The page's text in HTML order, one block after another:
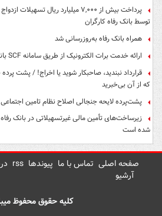
پرداخت بیش از ۷,۰۰۰ میلیارد ریال
توسط بانک رفاه کارگران
همراه بانک رفاه به‌روزرسانی شد
ارائه خدمت برات الکترونیک از طریق سامانه SCF بانک رفاه کارگران
قرارداد نبندید، صاحبکار شوید یا اخراج! / پشت
که از آن بی‌خبرید
پشت‌پرده لایحه جنجالی اصلاح نظام تامین
زیرساخت‌های تأمین مالی غیرتسهیلاتی در بانک
شده است
صفحه اصلی تماس با ما پیوندها rss
آرشیو
کلیه حقوق محفوظ